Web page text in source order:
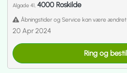
Algade 41, 4000 Roskilde
Åbningstider og Service kan være ændret
20 Apr 2024
Ring og bestil